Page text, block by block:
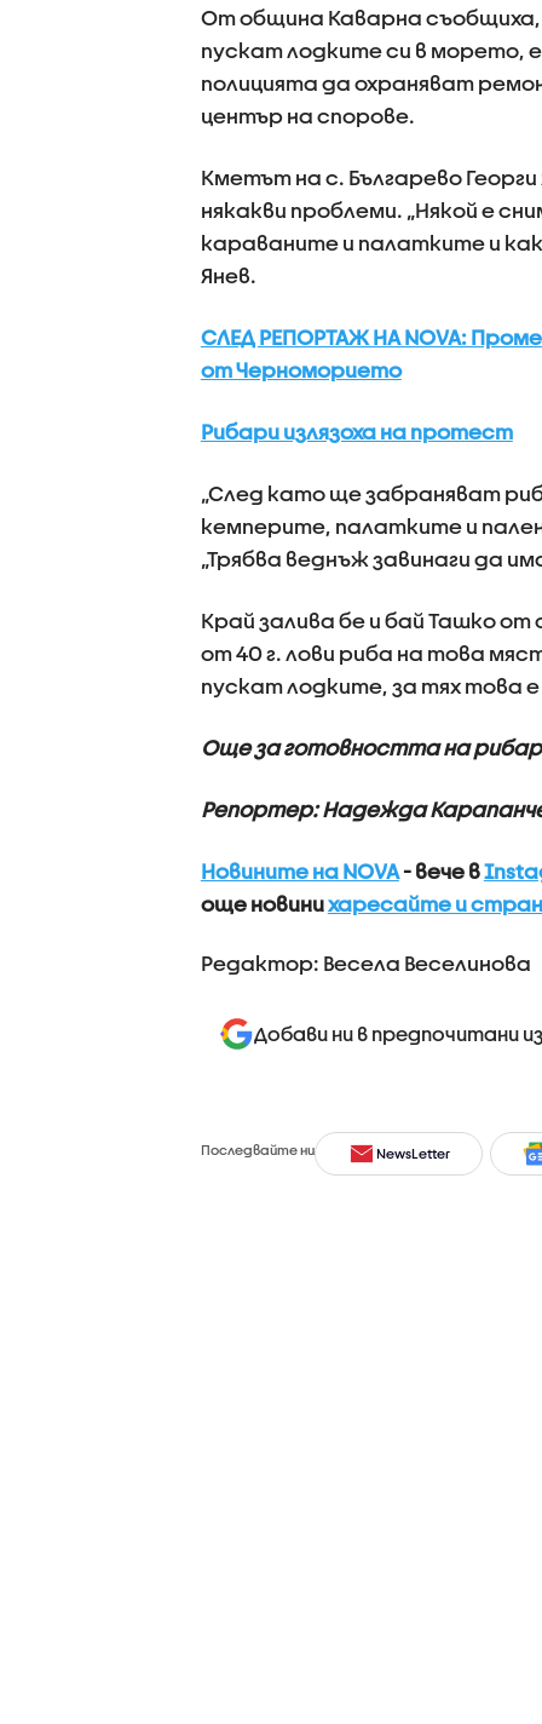
От община Каварна съобщиха,
пускат лодките си в морето,
полицията да охраняват
център на спорове.
Кметът на с. Българево
някакви проблеми. „Някой е
караваните и палатките и
Янев.
СЛЕД РЕПОРТАЖ НА NOVA:
от Черноморието
Рибари излязоха на протест
„След като ще забраняват
кемперите, палатките и
„Трябва веднъж завинаги да
Край залива бе и бай Ташко от
от 40 г. лови риба на това
пускат лодките, за тях това е
Още за готовността на
Репортер: Надежда
Новините на NOVA- вече в
още новинихаресайте и
Редактор: Весела Веселинова
Добави ни в предпочитани
Последвайте ни NewsLetter